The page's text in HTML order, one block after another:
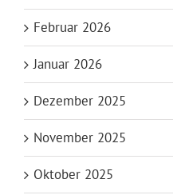
Februar 2026
Januar 2026
Dezember 2025
November 2025
Oktober 2025